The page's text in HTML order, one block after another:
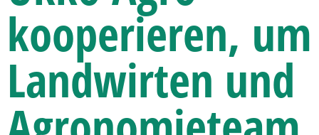
kooperieren, um
Landwirten und